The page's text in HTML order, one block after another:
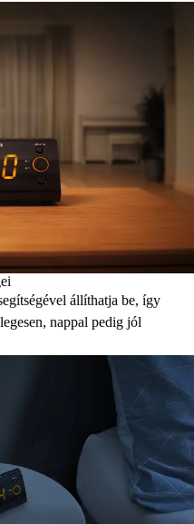
állíthatja be, így
nappal pedig jól